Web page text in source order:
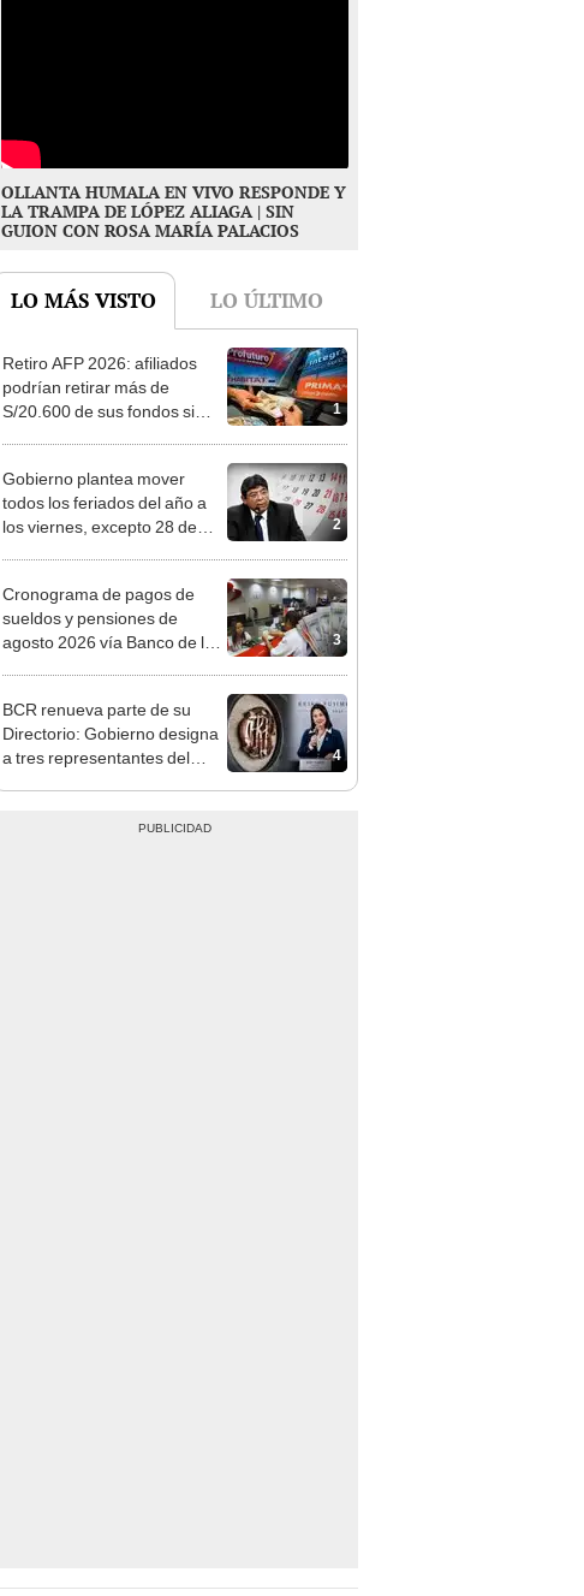
OLLANTA HUMALA EN VIVO RESPONDE Y
LA TRAMPA DE LÓPEZ ALIAGA | SIN
GUION CON ROSA MARÍA PALACIOS
LO MÁS VISTO LO ÚLTIMO
1
Retiro AFP 2026: afiliados
podrían retirar más de
S/20.600 de sus fondos si
2
Gobierno plantea mover
todos los feriados del año a
los viernes, excepto 28 de
3
Cronograma de pagos de
sueldos y pensiones de
agosto 2026 vía Banco de la
4
BCR renueva parte de su
Directorio: Gobierno designa
a tres representantes del